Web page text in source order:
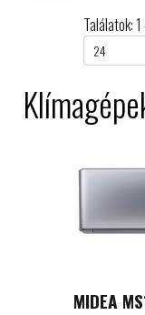
Találatok:
MIDEA